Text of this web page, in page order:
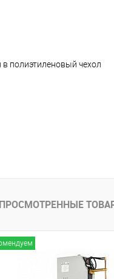
полиэтиленовый чехол
ПРОСМОТРЕННЫЕ